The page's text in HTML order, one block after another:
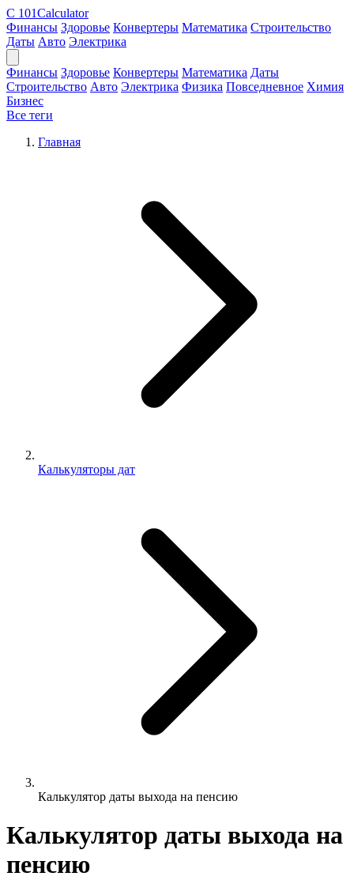
C 101Calculator
Финансы Здоровье Конвертеры Математика Строительство
Даты Авто Электрика
Финансы Здоровье Конвертеры Математика Даты
Строительство Авто Электрика Физика Повседневное Химия
Бизнес
Все теги
Главная
Калькуляторы дат
Калькулятор даты выхода на пенсию
Калькулятор даты выхода на
пенсию